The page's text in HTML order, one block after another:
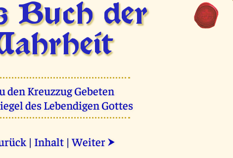
Buch der
den Kreuzzug Gebeten
des Lebendigen Gottes
| Inhalt |Weiter ⮞